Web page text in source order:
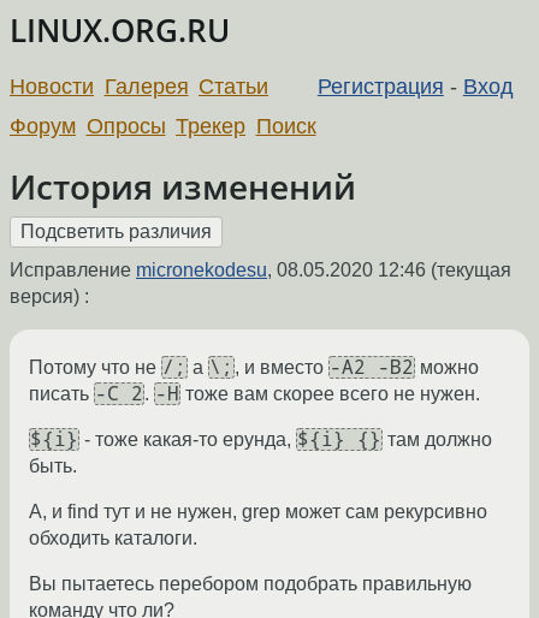
LINUX.ORG.RU
Регистрация - Вход
Новости Галерея Статьи
Форум Опросы Трекер Поиск
История изменений
Исправление micronekodesu, 08.05.2020 12:46 (текущая
версия) :
Потому что не /; а \; , и вместо -A2 -B2 можно
писать -C 2. -H тоже вам скорее всего не нужен.
${i} - тоже какая-то ерунда, ${i} {} там должно
быть.
А, и find тут и не нужен, grep может сам рекурсивно
обходить каталоги.
Вы пытаетесь перебором подобрать правильную
команду что ли?